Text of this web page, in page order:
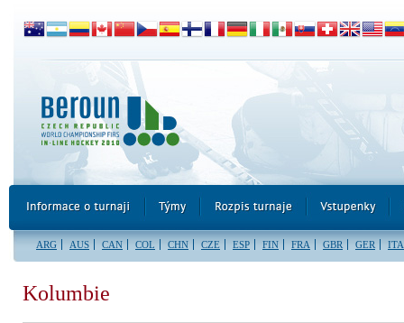
ARG AUS CAN COL CHN CZE ESP FIN FRA GBR GER ITA
Kolumbie